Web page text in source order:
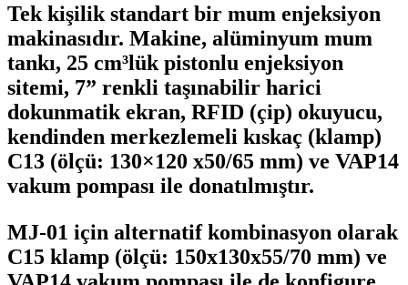
Tek kişilik standart bir mum enjeksiyon
makinasıdır. Makine, alüminyum mum
tankı, 25 cm³lük pistonlu enjeksiyon
sitemi, 7” renkli taşınabilir harici
dokunmatik ekran, RFID (çip) okuyucu,
kendinden merkezlemeli kıskaç (klamp)
C13 (ölçü: 130×120 x50/65 mm) ve VAP14
vakum pompası ile donatılmıştır.
MJ-01 için alternatif kombinasyon olarak
C15 klamp (ölçü: 150x130x55/70 mm) ve